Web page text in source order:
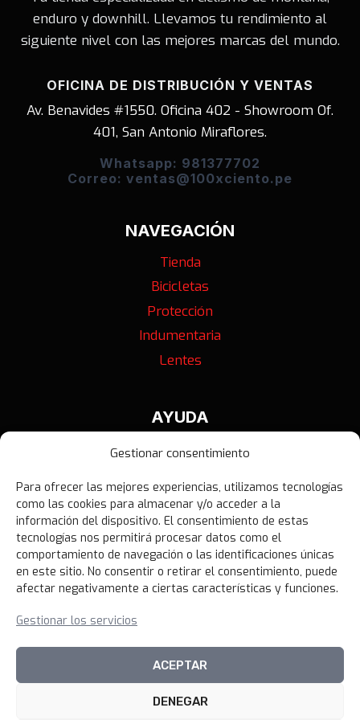
Gestionar consentimiento
Para ofrecer las mejores experiencias, utilizamos tecnologías
como las cookies para almacenar y/o acceder a la
información del dispositivo. El consentimiento de estas
tecnologías nos permitirá procesar datos como el
comportamiento de navegación o las identificaciones únicas
en este sitio. No consentir o retirar el consentimiento, puede
afectar negativamente a ciertas características y funciones.
Gestionar los servicios
ACEPTAR
DENEGAR
enduro y downhill. Llevamos tu rendimiento al
siguiente nivel con las mejores marcas del mundo.
OFICINA DE DISTRIBUCIÓN Y VENTAS
Av. Benavides #1550. Oficina 402 - Showroom Of.
401, San Antonio Miraflores.
Whatsapp: 981377702
Correo: ventas@100xciento.pe
NAVEGACIÓN
Tienda
Bicicletas
Protección
Indumentaria
Lentes
AYUDA
Contáctanos
Política de Privacidad
Política de Devoluciones
Libro de Reclamaciones